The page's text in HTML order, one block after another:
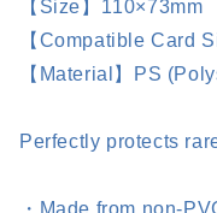
【Size】110×73mm
【Compatible Card
【Material】PS
Perfectly protects
・Made from non-